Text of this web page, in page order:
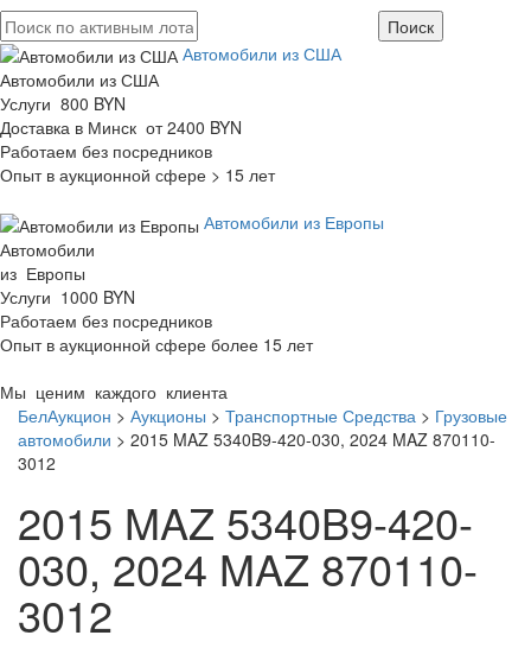
Автомобили из США
Автомобили из США
Услуги 800 BYN
Доставка в Минск от 2400 BYN
Работаем без посредников
Опыт в аукционной сфере > 15 лет
Автомобили из Европы
Автомобили
из Европы
Услуги 1000 BYN
Работаем без посредников
Опыт в аукционной сфере более 15 лет
Мы ценим каждого клиента
БелАукцион > Аукционы > Транспортные Средства > Грузовые
автомобили > 2015 MAZ 5340B9-420-030, 2024 MAZ 870110-
3012
2015 MAZ 5340B9-420-
030, 2024 MAZ 870110-
3012